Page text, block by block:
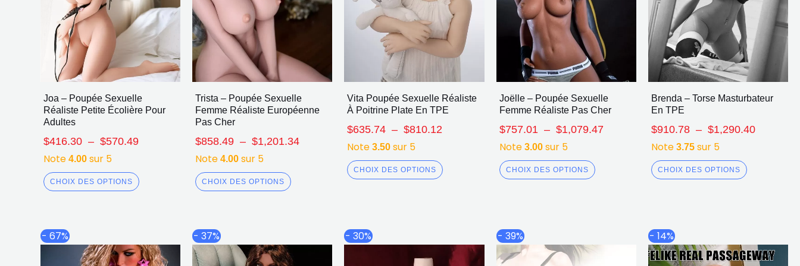
Joa – Poupée Sexuelle
Réaliste Petite Écolière Pour
Adultes
$416.30 – $570.49
Note 4.00 sur 5
CHOIX DES OPTIONS
Trista – Poupée Sexuelle
Femme Réaliste Européenne
Pas Cher
$858.49 – $1,201.34
Note4.00 sur 5
CHOIX DES OPTIONS
Vita Poupée Sexuelle Réaliste
À Poitrine Plate En TPE
$635.74 – $810.12
Note3.50 sur 5
CHOIX DES OPTIONS
Joëlle – Poupée Sexuelle
Femme Réaliste Pas Cher
$757.01 – $1,079.47
Note 3.00sur 5
CHOIX DES OPTIONS
Brenda – Torse Masturbateur
En TPE
$910.78 – $1,290.40
Note 3.75sur 5
CHOIX DES OPTIONS
- 67%
de
prix :
produit
- 37%
de
- 30%
prix
prix
actuel
- 39%
prix
initial
prix
actuel
- 14%
prix
initial
prix
actuel